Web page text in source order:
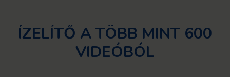
ÍZELÍTŐ A TÖBB MINT 600
VIDEÓBÓL